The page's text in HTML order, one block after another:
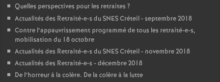
Quelles perspectives pour les retraites ?
Actualités des Retraité-e-s duSNESCréteil - septembre 2018
Contre l’appauvrissement programmé de tous les retraité-e-s,
mobilisation du 18 octobre
Actualités des Retraité-e-s duSNESCréteil - novembre 2018
Actualités des Retraité-e-s - décembre 2018
De l’horreur à la colère. De la colère à la lutte